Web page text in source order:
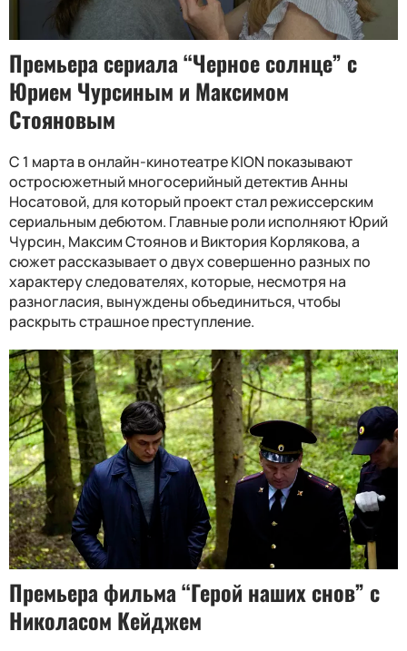
Премьера сериала “Черное солнце” с
Юрием Чурсиным и Максимом
Стояновым
С 1 марта в онлайн-кинотеатре KION показывают
остросюжетный многосерийный детектив Анны
Носатовой, для который проект стал режиссерским
сериальным дебютом. Главные роли исполняют Юрий
Чурсин, Максим Стоянов и Виктория Корлякова, а
сюжет рассказывает о двух совершенно разных по
характеру следователях, которые, несмотря на
разногласия, вынуждены объединиться, чтобы
раскрыть страшное преступление.
Премьера фильма “Герой наших снов” с
Николасом Кейджем